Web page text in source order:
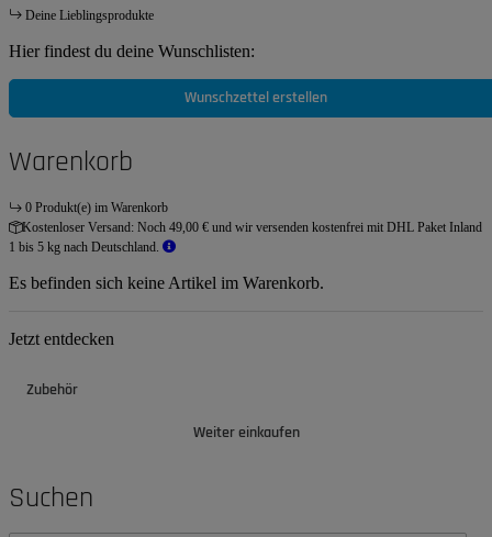
Deine Lieblingsprodukte
Hier findest du deine Wunschlisten:
Wunschzettel erstellen
Warenkorb
0 Produkt(e) im Warenkorb
Kostenloser Versand: Noch 49,00 € und wir versenden kostenfrei mit DHL Paket Inland
1 bis 5 kg nach Deutschland.
Es befinden sich keine Artikel im Warenkorb.
Jetzt entdecken
Zubehör
Weiter einkaufen
Suchen